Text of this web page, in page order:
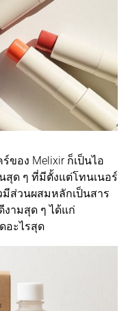
ของ Melixir ก็เป็นไอ
สุด ๆ ที่มีตั้งแต่โทนเนอร์
มีส่วนผสมหลักเป็นสาร
ามสุด ๆ ได้แก่
อะไรสุด